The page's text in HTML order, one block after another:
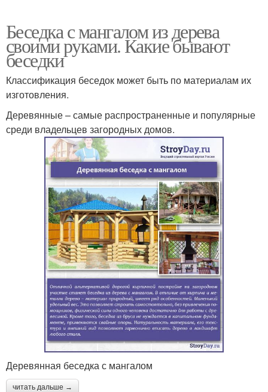
Беседка с мангалом из дерева
своими руками. Какие бывают
беседки
Классификация беседок может быть по материалам их
изготовления.
Деревянные – самые распространенные и популярные
среди владельцев загородных домов.
Деревянная беседка с мангалом
читать дальше →